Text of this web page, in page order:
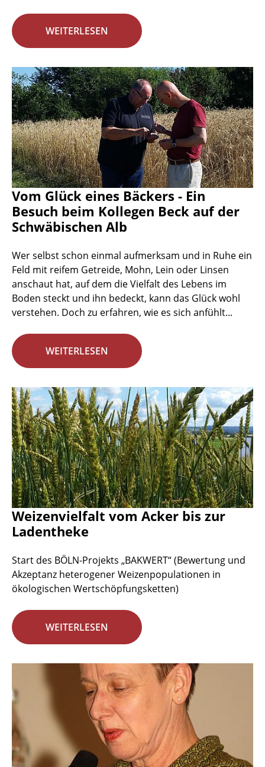
WEITERLESEN
Vom Glück eines Bäckers - Ein
Besuch beim Kollegen Beck auf der
Schwäbischen Alb
Wer selbst schon einmal aufmerksam und in Ruhe ein
Feld mit reifem Getreide, Mohn, Lein oder Linsen
anschaut hat, auf dem die Vielfalt des Lebens im
Boden steckt und ihn bedeckt, kann das Glück wohl
verstehen. Doch zu erfahren, wie es sich anfühlt...
WEITERLESEN
Weizenvielfalt vom Acker bis zur
Ladentheke
Start des BÖLN-Projekts „BAKWERT“ (Bewertung und
Akzeptanz heterogener Weizenpopulationen in
ökologischen Wertschöpfungsketten)
WEITERLESEN